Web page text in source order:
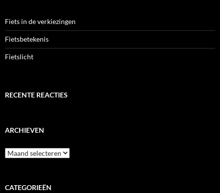
Fiets in de verkiezingen
Fietsbetekenis
Fietslicht
RECENTE REACTIES
ARCHIEVEN
Archieven
CATEGORIEËN